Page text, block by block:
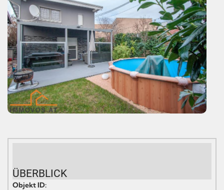
ÜBERBLICK
Objekt ID: